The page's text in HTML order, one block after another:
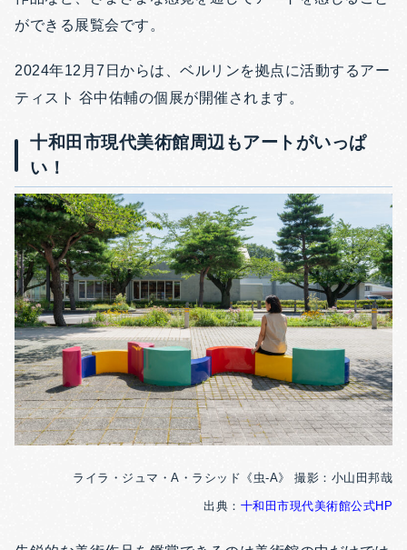
ができる展覧会です。
2024年12月7日からは、ベルリンを拠点に活動するアー
ティスト 谷中佑輔の個展が開催されます。
十和田市現代美術館周辺もアートがいっぱ
い！
ライラ・ジュマ・A・ラシッド《虫-A》 撮影：小山田邦哉
出典： 十和田市現代美術館公式HP